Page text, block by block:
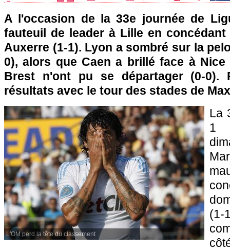
A l'occasion de la 33e journée de
fauteuil de leader à Lille en
Auxerre (1-1). Lyon a sombré sur la
0), alors que Caen a brillé face à Nice
Brest n'ont pu se départager (0-0).
résultats avec le tour des stades de
L'OM perd la tête du classement
La
1